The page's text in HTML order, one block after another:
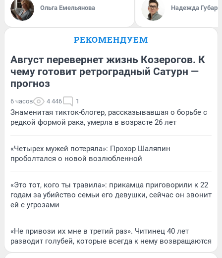
Ольга Емельянова Надежда Губарь
РЕКОМЕНДУЕМ
Август перевернет жизнь Козерогов. К
чему готовит ретроградный Сатурн —
прогноз
6 часов 4 446 1
Знаменитая тикток-блогер, рассказывавшая о борьбе с
редкой формой рака, умерла в возрасте 26 лет
«Четырех мужей потеряла»: Прохор Шаляпин
проболтался о новой возлюбленной
«Это тот, кого ты травила»: прикамца приговорили к 22
годам за убийство семьи его девушки, сейчас он звонит
ей с угрозами
«Не привози их мне в третий раз». Читинец 40 лет
разводит голубей, которые всегда к нему возвращаются